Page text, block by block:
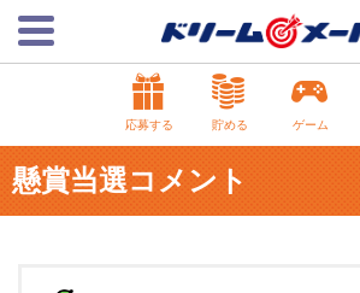
応募する 貯める ゲーム
懸賞当選コメント